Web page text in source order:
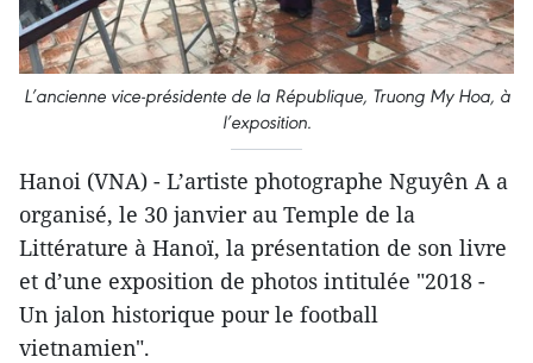
L’ancienne vice-présidente de la République, Truong My Hoa, à
l’exposition.
Hanoi (VNA) - L’artiste photographe Nguyên A a
organisé, le 30 janvier au Temple de la
Littérature à Hanoï, la présentation de son livre
et d’une exposition de photos intitulée "2018 -
Un jalon historique pour le football
vietnamien".